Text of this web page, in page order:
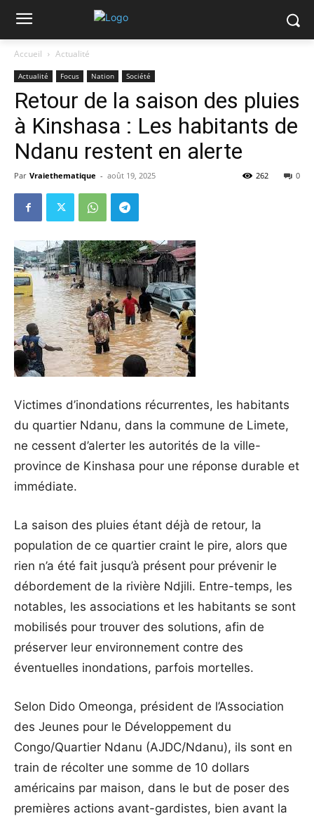
Accueil Actualité
Actualité Focus Nation Société
Retour de la saison des pluies
à Kinshasa : Les habitants de
Ndanu restent en alerte
Par Vraiethematique - août 19, 2025 0
262
Victimes d’inondations récurrentes, les habitants
du quartier Ndanu, dans la commune de Limete,
ne cessent d’alerter les autorités de la ville-
province de Kinshasa pour une réponse durable et
immédiate.
La saison des pluies étant déjà de retour, la
population de ce quartier craint le pire, alors que
rien n’a été fait jusqu’à présent pour prévenir le
débordement de la rivière Ndjili. Entre-temps, les
notables, les associations et les habitants se sont
mobilisés pour trouver des solutions, afin de
préserver leur environnement contre des
éventuelles inondations, parfois mortelles.
Selon Dido Omeonga, président de l’Association
des Jeunes pour le Développement du
Congo/Quartier Ndanu (AJDC/Ndanu), ils sont en
train de récolter une somme de 10 dollars
américains par maison, dans le but de poser des
premières actions avant-gardistes, bien avant la